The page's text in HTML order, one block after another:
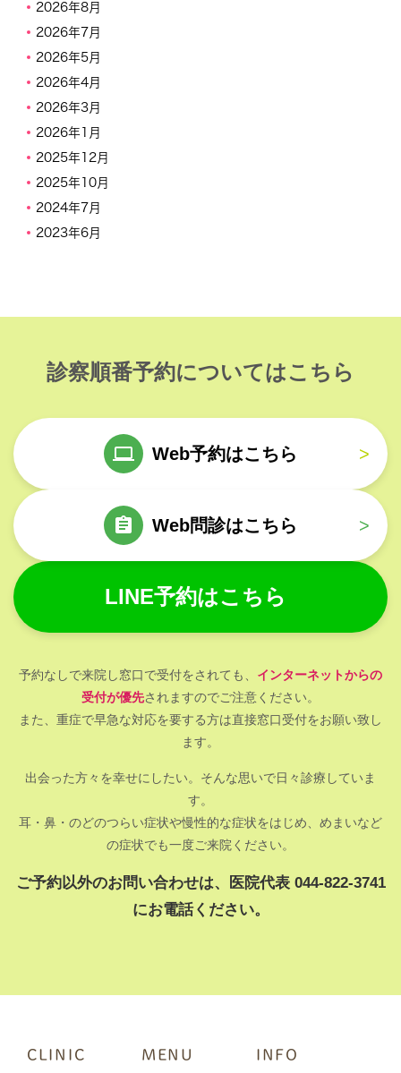
2026年8月
2026年7月
2026年5月
2026年4月
2026年3月
2026年1月
2025年12月
2025年10月
2024年7月
2023年6月
診察順番予約についてはこちら
Web予約はこちら >
Web問診はこちら >
LINE予約はこちら
予約なしで来院し窓口で受付をされても、 インターネットからの
受付が優先されますのでご注意ください。
また、重症で早急な対応を要する方は直接窓口受付をお願い致し
ます。
出会った方々を幸せにしたい。そんな思いで日々診療していま
す。
耳・鼻・のどのつらい症状や慢性的な症状をはじめ、めまいなど
の症状でも一度ご来院ください。
ご予約以外のお問い合わせは、医院代表 044-822-3741
にお電話ください。
CLINIC MENU INFO